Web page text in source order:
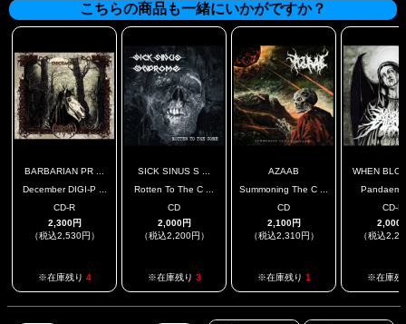
こちらの商品も一緒にいかがですか？
BARBARIAN PR ...
December DIGI-P ...
CD-R
2,300円
（税込2,530円）
※在庫残り 4
SICK SINUS S ...
Rotten To The C ...
CD
2,000円
（税込2,200円）
※在庫残り 3
AZAAB
Summoning The C ...
CD
2,100円
（税込2,310円）
※在庫残り 1
WHEN
CD-R
2,000
（税込
※在庫残